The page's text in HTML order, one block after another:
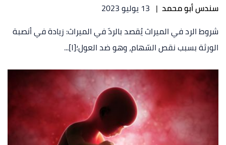
سندس أبو محمد | 13 يوليو 2023
شروط الرد في الميراث يُقصد بالردّ في الميراث: زيادة في أنصبة
الورثة بسبب نقص السّهام، وهو ضد العول؛[١]...